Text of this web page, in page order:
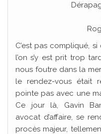
C’est pas compliqué,
l’on s’y est prit trop
nous foutre dans la
le rendez-vous était
pointe pas avec une
Ce jour là, Gavin
avocat d’affaire, se
procès majeur,